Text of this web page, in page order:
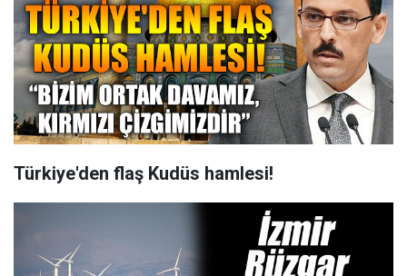
Türkiye'den flaş Kudüs hamlesi!